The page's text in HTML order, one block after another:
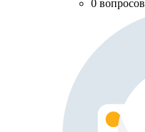
0 вопросов